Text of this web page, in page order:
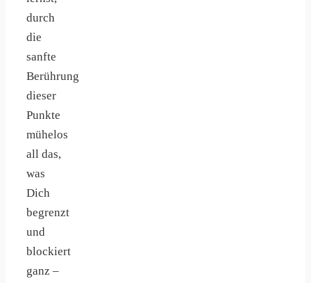
durch
die
sanfte
Berührung
dieser
Punkte
mühelos
all das,
was
Dich
begrenzt
und
blockiert
ganz –